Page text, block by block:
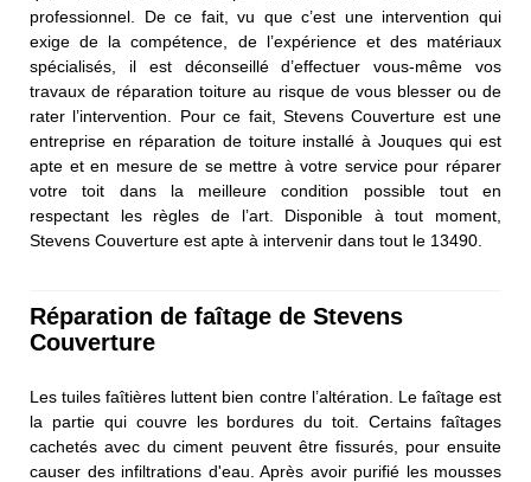
professionnel. De ce fait, vu que c’est une intervention qui
exige de la compétence, de l’expérience et des matériaux
spécialisés, il est déconseillé d’effectuer vous-même vos
travaux de réparation toiture au risque de vous blesser ou de
rater l’intervention. Pour ce fait, Stevens Couverture est une
entreprise en réparation de toiture installé à Jouques qui est
apte et en mesure de se mettre à votre service pour réparer
votre toit dans la meilleure condition possible tout en
respectant les règles de l’art. Disponible à tout moment,
Stevens Couverture est apte à intervenir dans tout le 13490.
Réparation de faîtage de Stevens
Couverture
Les tuiles faîtières luttent bien contre l’altération. Le faîtage est
la partie qui couvre les bordures du toit. Certains faîtages
cachetés avec du ciment peuvent être fissurés, pour ensuite
causer des infiltrations d'eau. Après avoir purifié les mousses